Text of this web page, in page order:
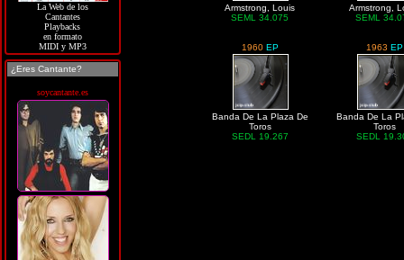
La Web de los
Cantantes
Playbacks
en formato
MIDI y MP3
¿Eres Cantante?
soycantante.es
Armstrong, Louis
SEML 34.075
Armstrong,
SEML
1960 EP
Banda De La Plaza De
Toros
SEDL 19.267
1963 EP
Banda De La
Toros
SEDL